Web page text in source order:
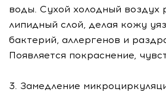
воды. Сухой холодный воздух
липидный слой, делая кожу
бактерий, аллергенов и
Появляется покраснение,
3. Замедление